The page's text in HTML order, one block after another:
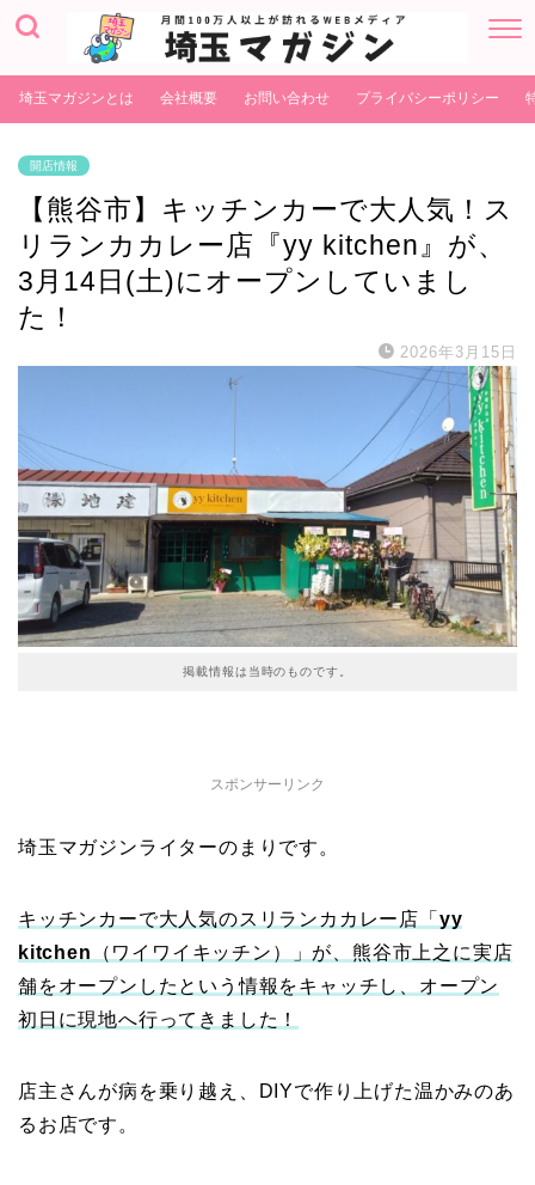
埼玉マガジンとは 会社概要 お問い合わせ プライバシーポリシー
開店情報
【熊谷市】キッチンカーで大人気！ス
リランカカレー店『yy kitchen』が、
3月14日(土)にオープンしていまし
た！
2026年3月15日
掲載情報は当時のものです。
スポンサーリンク
埼玉マガジンライターのまりです。
キッチンカーで大人気のスリランカカレー店「 yy
kitchen （ワイワイキッチン）」が、熊谷市上之に実店
舗をオープンしたという情報をキャッチし、オープン
初日に現地へ行ってきました！
店主さんが病を乗り越え、DIYで作り上げた温かみのあ
るお店です。